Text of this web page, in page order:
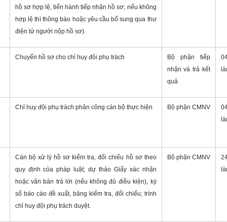
hồ sơ hợp lệ, tiến hành tiếp nhận hồ sơ; nếu không
hợp lệ thì thông báo hoặc yêu cầu bổ sung qua thư
điện tử người nộp hồ sơ).
Chuyển hồ sơ cho chỉ huy đội phụ trách
Bộ phận tiếp
nhận và trả kết
quả
Chỉ huy đội phụ trách phân công cán bộ thực hiện Bộ phận CMNV
Cán bộ xử lý hồ sơ kiểm tra, đối chiếu hồ sơ theo
quy định của pháp luật; dự thảo Giấy xác nhận
hoặc văn bản trả lời (nếu không đủ điều kiện), ký
số báo cáo đề xuất, bảng kiểm tra, đối chiếu; trình
chỉ huy đội phụ trách duyệt.
Bộ phận CMNV